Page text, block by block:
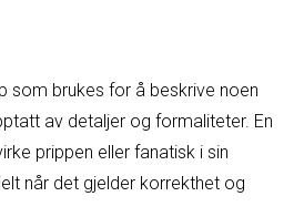
som brukes for å beskrive noen
av detaljer og formaliteter. En
prippen eller fanatisk i sin
når det gjelder korrekthet og